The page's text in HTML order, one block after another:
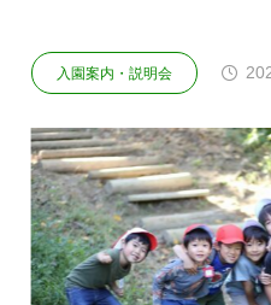
2025.10.12